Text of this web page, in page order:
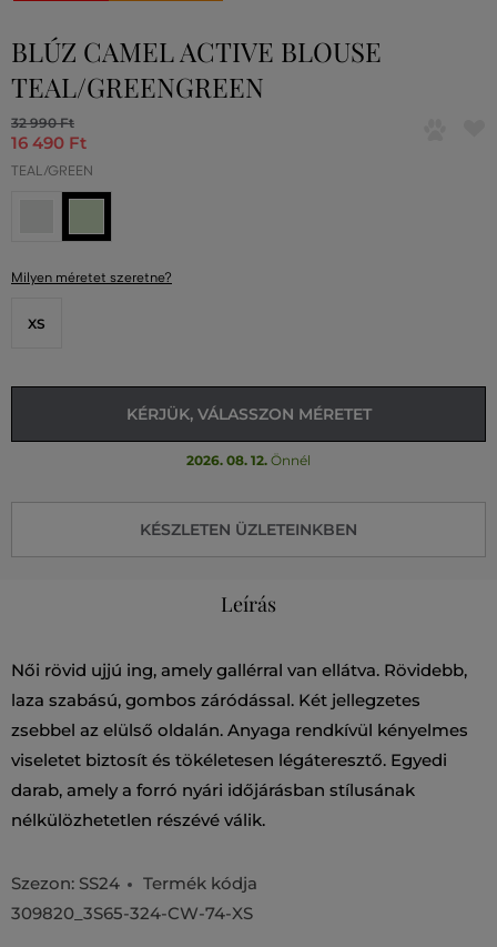
BLÚZ CAMEL ACTIVE BLOUSE
TEAL/GREENGREEN
32 990 Ft
16 490 Ft
TEAL/GREEN
Milyen méretet szeretne?
XS
KÉRJÜK, VÁLASSZON MÉRETET
2026. 08. 12. Önnél
KÉSZLETEN ÜZLETEINKBEN
Leírás
Női rövid ujjú ing, amely gallérral van ellátva. Rövidebb,
laza szabású, gombos záródással. Két jellegzetes
zsebbel az elülső oldalán. Anyaga rendkívül kényelmes
viseletet biztosít és tökéletesen légáteresztő. Egyedi
darab, amely a forró nyári időjárásban stílusának
nélkülözhetetlen részévé válik.
Szezon: SS24
Termék kódja
309820_3S65-324-CW-74-XS